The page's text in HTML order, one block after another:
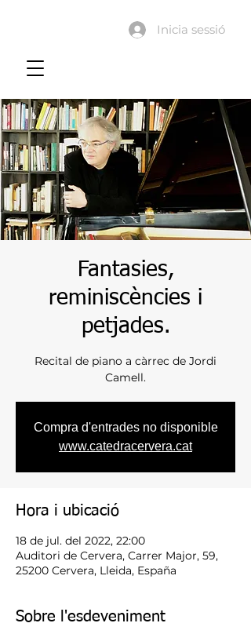
Inicia sessió
Fantasies,
reminiscències i
petjades.
Recital de piano a càrrec de Jordi
Camell.
Compra d'entrades no disponible
www.catedracervera.cat
Hora i ubicació
18 de jul. del 2022, 22:00
Auditori de Cervera, Carrer Major, 59,
25200 Cervera, Lleida, España
Sobre l'esdeveniment